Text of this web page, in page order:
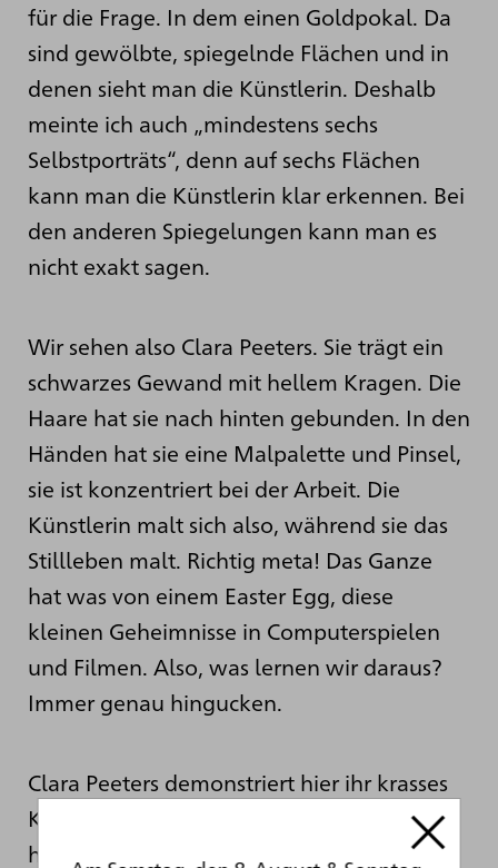
für die Frage. In dem einen Goldpokal. Da
sind gewölbte, spiegelnde Flächen und in
denen sieht man die Künstlerin. Deshalb
meinte ich auch „mindestens sechs
Selbstporträts“, denn auf sechs Flächen
kann man die Künstlerin klar erkennen. Bei
den anderen Spiegelungen kann man es
nicht exakt sagen.
Wir sehen also Clara Peeters. Sie trägt ein
schwarzes Gewand mit hellem Kragen. Die
Haare hat sie nach hinten gebunden. In den
Händen hat sie eine Malpalette und Pinsel,
sie ist konzentriert bei der Arbeit. Die
Künstlerin malt sich also, während sie das
Stillleben malt. Richtig meta! Das Ganze
hat was von einem Easter Egg, diese
kleinen Geheimnisse in Computerspielen
und Filmen. Also, was lernen wir daraus?
Immer genau hingucken.
Clara Peeters demonstriert hier ihr krasses
Können. Das ist nicht nur ein
hervorragendes Stillleben, sondern auf